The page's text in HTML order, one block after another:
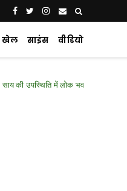
खेल साइंस वीडियो
में लोक भवन में हुआ ‘नशा मुक्त युवा